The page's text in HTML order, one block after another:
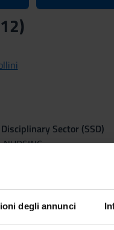
degli annunci
Sector (SSD)